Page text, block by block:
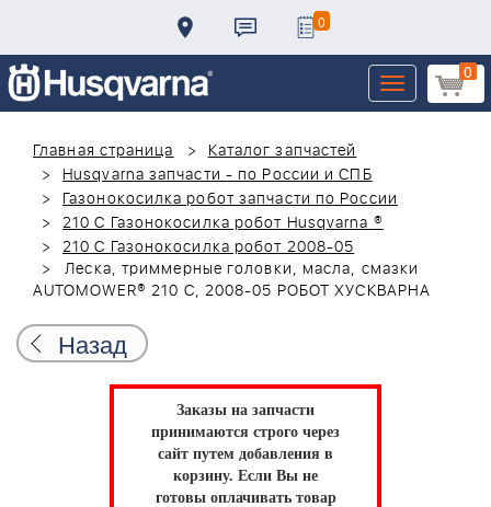
0
0
Toggle
navigation
Главная страница
Каталог запчастей
Husqvarna запчасти - по России и СПБ
Газонокосилка робот запчасти по России
210 C Газонокосилка робот Husqvarna ®
210 C Газонокосилка робот 2008-05
Леска, триммерные головки, масла, смазки
AUTOMOWER® 210 C, 2008-05 РОБОТ ХУСКВАРНА
Назад
Заказы на запчасти
принимаются строго через
сайт путем добавления в
корзину. Если Вы не
готовы оплачивать товар